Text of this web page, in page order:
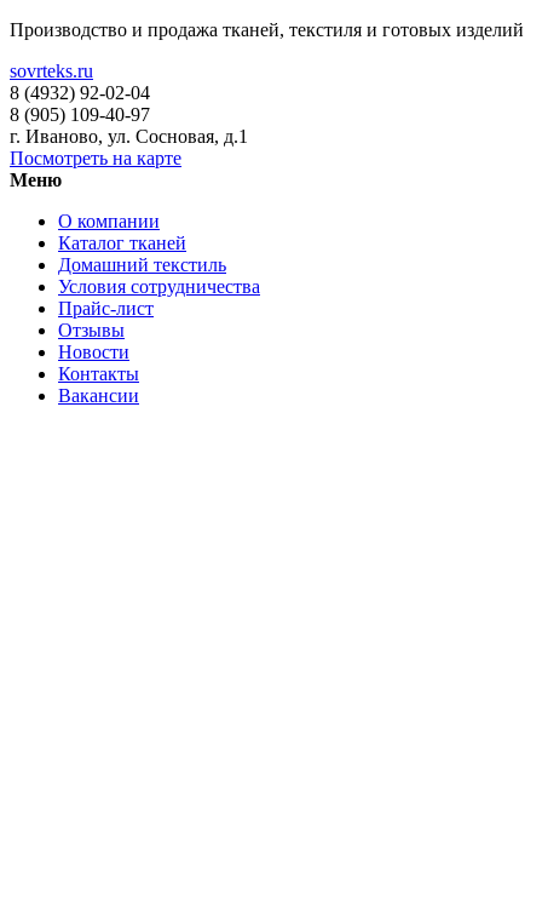
Производство и продажа тканей, текстиля и готовых изделий
sovrteks.ru
8 (4932) 92-02-04
8 (905) 109-40-97
г. Иваново, ул. Сосновая, д.1
Посмотреть на карте
Меню
О компании
Каталог тканей
Домашний текстиль
Условия сотрудничества
Прайс-лист
Отзывы
Новости
Контакты
Вакансии